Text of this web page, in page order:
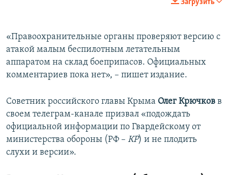
720p
1080p
Загрузить
«Правоохранительные органы проверяют версию с
атакой малым беспилотным летательным
аппаратом на склад боеприпасов. Официальных
комментариев пока нет», – пишет издание.
Советник российского главы Крыма Олег Крючков в
своем телеграм-канале призвал «подождать
официальной информации по Гвардейскому от
министерства обороны (РФ – КР) и не плодить
слухи и версии».